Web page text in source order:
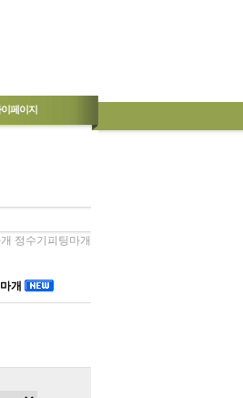
이페이지
정수기피팅마개
개